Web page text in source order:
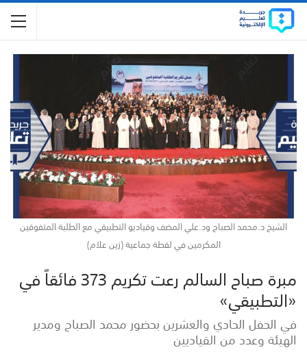
الشيخ د.محمد الصباح ود.علي المضف وقياديو التطبيقي مع الطلبة المتفوقين
المكرمين في لقطة جماعية (زين علام)
مبرة صباح السالم رعت تكريم 373 فائقاً في
«التطبيقي»
في الحفل الحادي والعشرين بحضور محمد الصباح ومدير
الهيئة وعدد من القياديين